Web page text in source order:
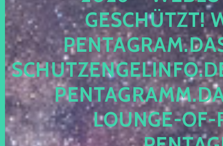
ESCHÜTZT!
OUNGE-OF-